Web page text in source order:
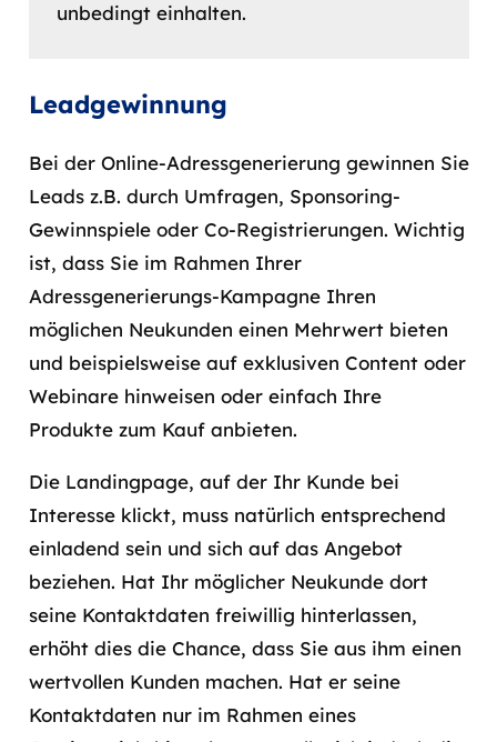
unbedingt einhalten.
Leadgewinnung
Bei der Online-Adressgenerierung gewinnen Sie
Leads z.B. durch Umfragen, Sponsoring-
Gewinnspiele oder Co-Registrierungen. Wichtig
ist, dass Sie im Rahmen Ihrer
Adressgenerierungs-Kampagne Ihren
möglichen Neukunden einen Mehrwert bieten
und beispielsweise auf exklusiven Content oder
Webinare hinweisen oder einfach Ihre
Produkte zum Kauf anbieten.
Die Landingpage, auf der Ihr Kunde bei
Interesse klickt, muss natürlich entsprechend
einladend sein und sich auf das Angebot
beziehen. Hat Ihr möglicher Neukunde dort
seine Kontaktdaten freiwillig hinterlassen,
erhöht dies die Chance, dass Sie aus ihm einen
wertvollen Kunden machen. Hat er seine
Kontaktdaten nur im Rahmen eines